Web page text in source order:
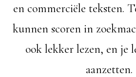
en commerciële teksten.
kunnen scoren in
ook lekker lezen, en je
aanzetten.